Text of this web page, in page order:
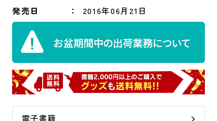
発売日 2016年06月21日
電子書籍